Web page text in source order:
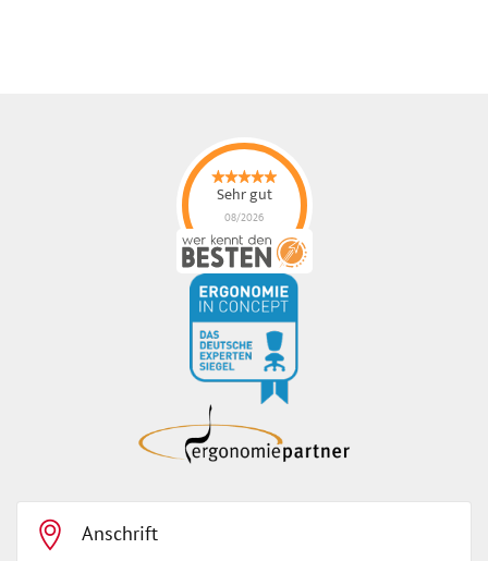
Sehr gut
08/2026
ErgonoMIX GmbHhat
4.96von5Sternen |
105ErgonoMIX
GmbHBewertungen
auf
werkenntdenBESTEN.de
Anschrift